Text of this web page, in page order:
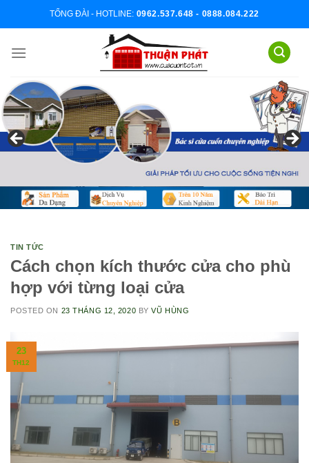
TỔNG ĐÀI - HOTLINE: 0962.537.648 - 0888.084.222
TIN TỨC
Cách chọn kích thước cửa cho phù
hợp với từng loại cửa
POSTED ON 23 THÁNG 12, 2020 BYVŨ HÙNG
23
TH12